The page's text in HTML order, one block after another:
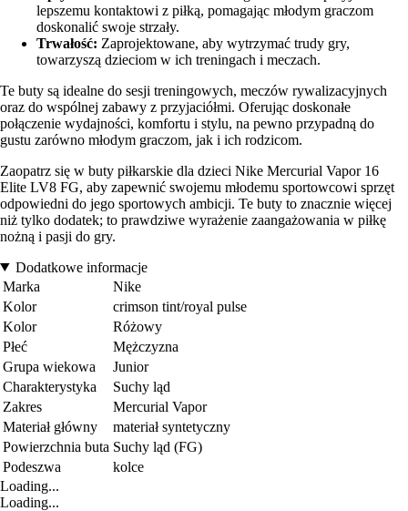
lepszemu kontaktowi z piłką, pomagając młodym graczom
doskonalić swoje strzały.
Trwałość: Zaprojektowane, aby wytrzymać trudy gry,
towarzyszą dzieciom w ich treningach i meczach.
Te buty są idealne do sesji treningowych, meczów rywalizacyjnych
oraz do wspólnej zabawy z przyjaciółmi. Oferując doskonałe
połączenie wydajności, komfortu i stylu, na pewno przypadną do
gustu zarówno młodym graczom, jak i ich rodzicom.
Zaopatrz się w buty piłkarskie dla dzieci Nike Mercurial Vapor 16
Elite LV8 FG, aby zapewnić swojemu młodemu sportowcowi sprzęt
odpowiedni do jego sportowych ambicji. Te buty to znacznie więcej
niż tylko dodatek; to prawdziwe wyrażenie zaangażowania w piłkę
nożną i pasji do gry.
Dodatkowe informacje
Marka
Nike
Kolor
crimson tint/royal pulse
Kolor
Różowy
Płeć
Mężczyzna
Grupa wiekowa
Junior
Charakterystyka
Suchy ląd
Zakres
Mercurial Vapor
Materiał główny
materiał syntetyczny
Powierzchnia buta Suchy ląd (FG)
Podeszwa
kolce
Loading...
Loading...